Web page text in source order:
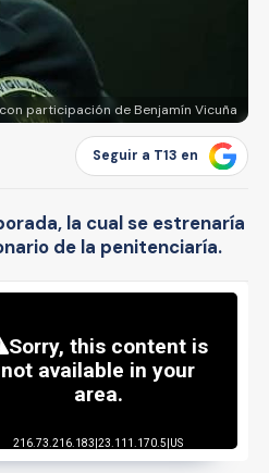
participación de Benjamín Vicuña
Seguir a T13 en
la cual se estrenaría
de la penitenciaría.